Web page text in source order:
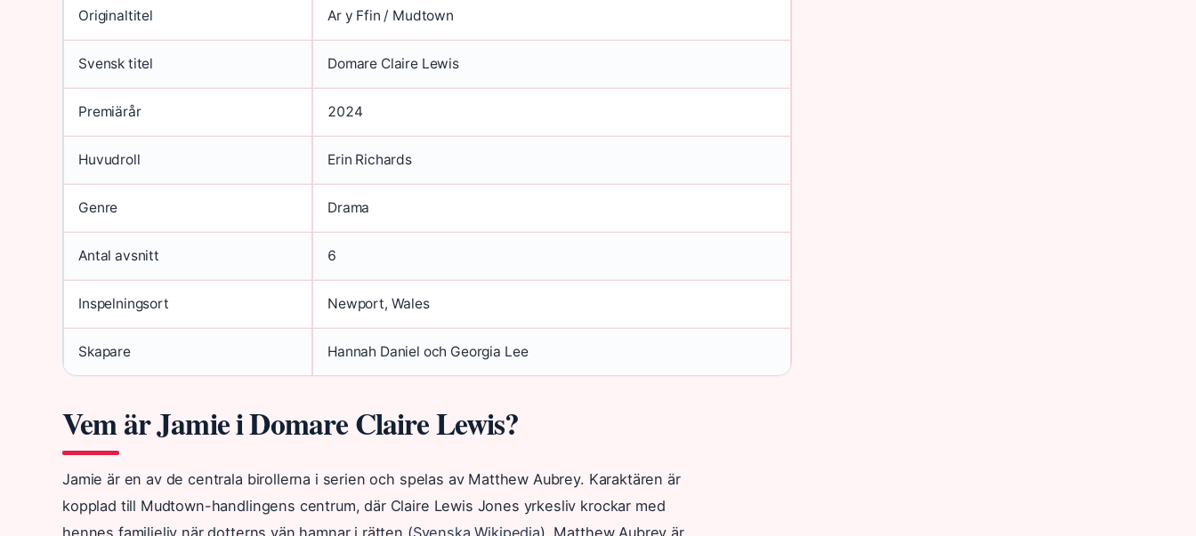
Originaltitel Ar y Ffin / Mudtown
Svensk titel Domare Claire Lewis
Premiärår 2024
Huvudroll Erin Richards
Genre Drama
Antal avsnitt 6
Inspelningsort Newport, Wales
Skapare Hannah Daniel och Georgia Lee
Vem är Jamie i Domare Claire Lewis?
Jamie är en av de centrala birollerna i serien och spelas av Matthew Aubrey. Karaktären är
kopplad till Mudtown-handlingens centrum, där Claire Lewis Jones yrkesliv krockar med
hennes familjeliv när dotterns vän hamnar i rätten (Svenska Wikipedia). Matthew Aubrey är